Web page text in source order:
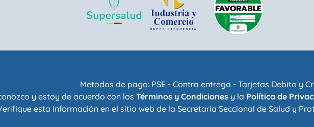
Metodos de pago: PSE - Contra entrega - Tarjetas Debito y
y estoy de acuerdo con los Términos y Condiciones y la Política de
esta información en el sitio web de la Secretaría Seccional de Salud y